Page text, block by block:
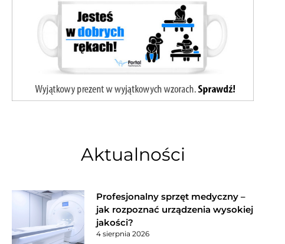
Aktualności
Profesjonalny sprzęt medyczny –
jak rozpoznać urządzenia wysokiej
jakości?
4 sierpnia 2026